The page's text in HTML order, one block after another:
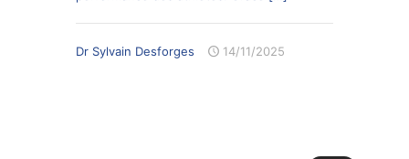
Dr Sylvain Desforges 14/11/2025